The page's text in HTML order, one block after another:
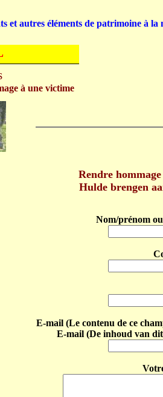
Rendre
Hulde brengen
Nom/prénom
E-mail (Le contenu de ce
E-mail (De inhoud van
à une victime
et autres éléments de patrimoine à la